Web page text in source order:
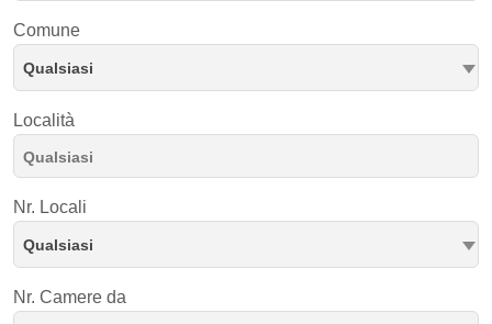
Comune
Qualsiasi
Località
Nr. Locali
Qualsiasi
Nr. Camere da